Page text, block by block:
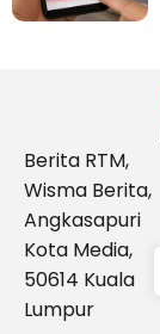
Berita RTM,
Wisma Berita,
Angkasapuri
Kota Media,
50614 Kuala
Lumpur